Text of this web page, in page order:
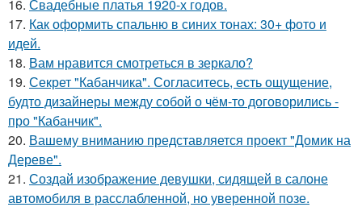
16. Свадебные платья 1920-х годов.
17. Как оформить спальню в синих тонах: 30+ фото и
идей.
18. Вам нравится смотреться в зеркало?
19. Секрет "Кабанчика". Согласитесь, есть ощущение,
будто дизайнеры между собой о чём-то договорились -
про "Кабанчик".
20. Вашему вниманию представляется проект "Домик на
Дереве".
21. Создай изображение девушки, сидящей в салоне
автомобиля в расслабленной, но уверенной позе.